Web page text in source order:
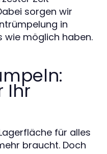
sorgen wir
in
wie möglich haben.
Ihr
für alles
braucht. Doch